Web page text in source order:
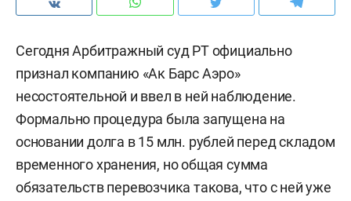
Сегодня Арбитражный суд РТ официально
признал компанию «Ак Барс Аэро»
несостоятельной и ввел в ней наблюдение.
Формально процедура была запущена на
основании долга в 15 млн. рублей перед складом
временного хранения, но общая сумма
обязательств перевозчика такова, что с ней уже